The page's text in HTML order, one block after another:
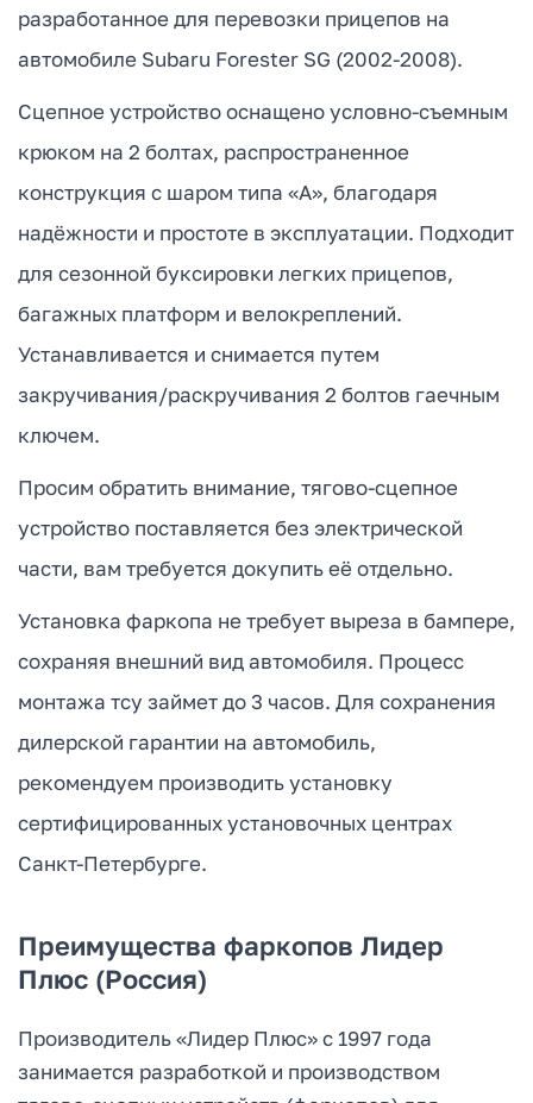
разработанное для перевозки прицепов на
автомобиле Subaru Forester SG (2002-2008).
Сцепное устройство оснащено условно-съемным
крюком на 2 болтах, распространенное
конструкция с шаром типа «А», благодаря
надёжности и простоте в эксплуатации. Подходит
для сезонной буксировки легких прицепов,
багажных платформ и велокреплений.
Устанавливается и снимается путем
закручивания/раскручивания 2 болтов гаечным
ключем.
Просим обратить внимание, тягово-сцепное
устройство поставляется без электрической
части, вам требуется докупить её отдельно.
Установка фаркопа не требует выреза в бампере,
сохраняя внешний вид автомобиля. Процесс
монтажа тсу займет до 3 часов. Для сохранения
дилерской гарантии на автомобиль,
рекомендуем производить установку
сертифицированных установочных центрах
Санкт-Петербурге.
Преимущества фаркопов Лидер
Плюс (Россия)
Производитель «Лидер Плюс» с 1997 года
занимается разработкой и производством